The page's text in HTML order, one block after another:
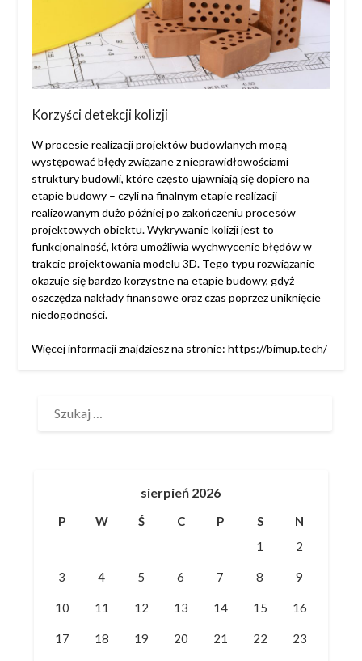
Korzyści detekcji kolizji
W procesie realizacji projektów budowlanych mogą
występować błędy związane z nieprawidłowościami
struktury budowli, które często ujawniają się dopiero na
etapie budowy – czyli na finalnym etapie realizacji
realizowanym dużo później po zakończeniu procesów
projektowych obiektu. Wykrywanie kolizji jest to
funkcjonalność, która umożliwia wychwycenie błędów w
trakcie projektowania modelu 3D. Tego typu rozwiązanie
okazuje się bardzo korzystne na etapie budowy, gdyż
oszczędza nakłady finansowe oraz czas poprzez uniknięcie
niedogodności.
Więcej informacji znajdziesz na stronie: https://bimup.tech/
sierpień 2026
P W Ś C P S
N
1
2
3 4 5 6 7 8 9
10 11 12 13 14 15 16
17 18 19 20 21 22 23